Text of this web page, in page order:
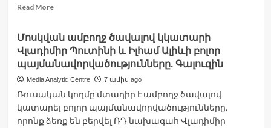
Read MoreRead
Իրանում
շարունակվում
են
ցույցերը
Մոսկվան ամբողջ ծավալով կկատարի
Վլադիմիր Պուտինի և Իլհամ Ալիևի բոլոր
պայմանավորվածությունները. Գալուզին
Media Analytic Centre 7 ամիս ago
Ռուսական կողմը մտադիր է ամբողջ ծավալով
կատարել բոլոր պայմանավորվածությունները,
որոնք ձեռք են բերվել ՌԴ նախագահ Վլադիմիր